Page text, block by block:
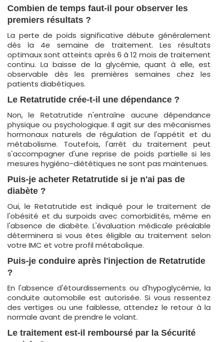
Combien de temps faut-il pour observer les
premiers résultats ?
La perte de poids significative débute généralement
dès la 4e semaine de traitement. Les résultats
optimaux sont atteints après 6 à 12 mois de traitement
continu. La baisse de la glycémie, quant à elle, est
observable dès les premières semaines chez les
patients diabétiques.
Le Retatrutide crée-t-il une dépendance ?
Non, le Retatrutide n'entraîne aucune dépendance
physique ou psychologique. Il agit sur des mécanismes
hormonaux naturels de régulation de l'appétit et du
métabolisme. Toutefois, l'arrêt du traitement peut
s'accompagner d'une reprise de poids partielle si les
mesures hygiéno-diététiques ne sont pas maintenues.
Puis-je acheter Retatrutide si je n'ai pas de
diabète ?
Oui, le Retatrutide est indiqué pour le traitement de
l'obésité et du surpoids avec comorbidités, même en
l'absence de diabète. L'évaluation médicale préalable
déterminera si vous êtes éligible au traitement selon
votre IMC et votre profil métabolique.
Puis-je conduire après l'injection de Retatrutide
?
En l'absence d'étourdissements ou d'hypoglycémie, la
conduite automobile est autorisée. Si vous ressentez
des vertiges ou une faiblesse, attendez le retour à la
normale avant de prendre le volant.
Le traitement est-il remboursé par la Sécurité